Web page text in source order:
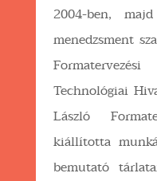
2004-ben,
menedzsment
Technológiai
László
kiállította
bemutató